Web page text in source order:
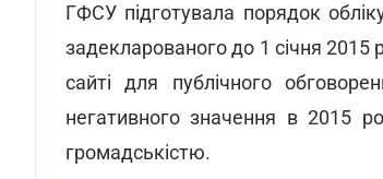
ГФСУ підготувала порядок
задекларованого до 1 січня
сайті для публічного
негативного значення в 2015
громадськістю.